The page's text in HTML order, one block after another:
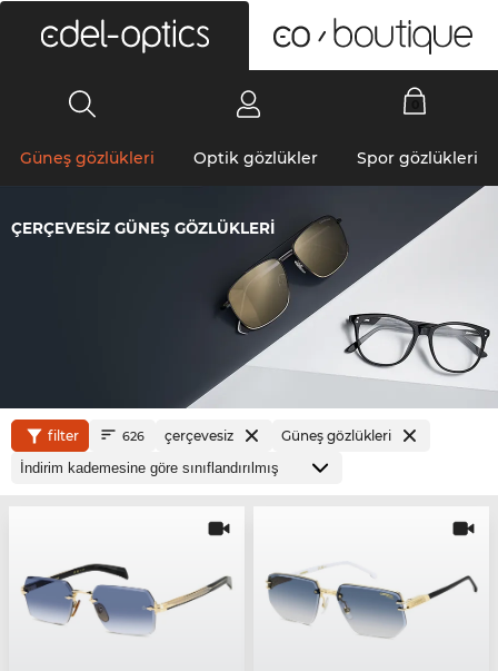
Güneş gözlükleri Optik gözlükler Spor gözlükleri
ÇERÇEVESIZ GÜNEŞ GÖZLÜKLERI
filter 626 çerçevesiz Güneş gözlükleri